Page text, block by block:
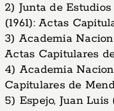
2) Junta de
(1961): Actas
3) Academia
Actas Capitulares
4) Academia
Capitulares de
5) Espejo, Juan